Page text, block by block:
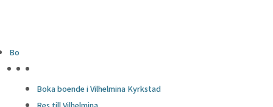
Bo
Boka boende i Vilhelmina Kyrkstad